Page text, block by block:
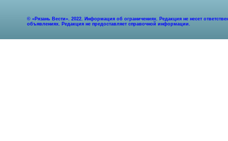
© «Рязань Вести». 2022. Информация об ограничениях. Редакция не несет
объявлениях. Редакция не предоставляет справочной информации.